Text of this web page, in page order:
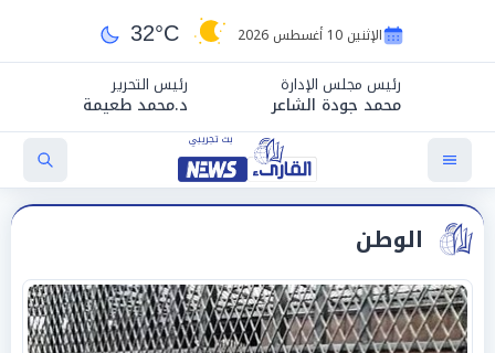
الإثنين 10 أغسطس 2026 32°C
رئيس مجلس الإدارة
محمد جودة الشاعر
رئيس التحرير
د.محمد طعيمة
الوطن